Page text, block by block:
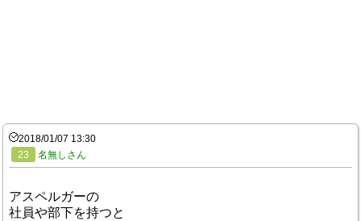
2018/01/07 13:30
23
名無しさん
アスペルガーの
社員や部下を持つと